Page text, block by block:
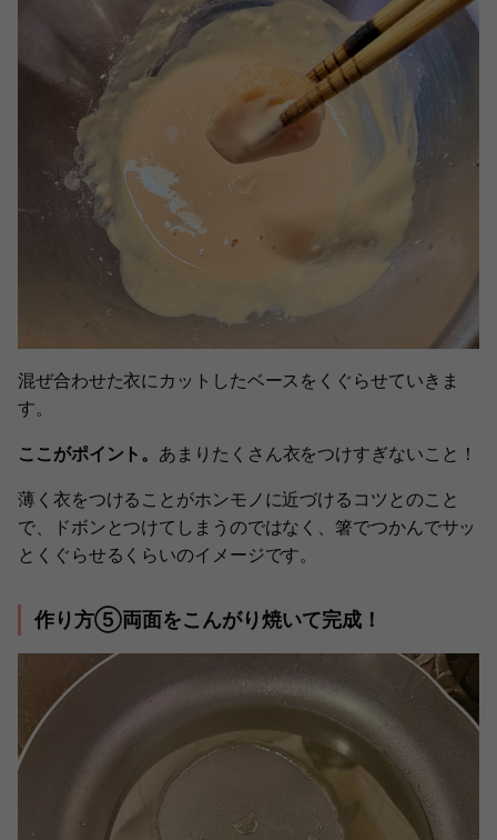
混ぜ合わせた衣にカットしたベースをくぐらせていきま
す。
ここがポイント。 あまりたくさん衣をつけすぎないこと！
薄く衣をつけることがホンモノに近づけるコツとのこと
で、ドボンとつけてしまうのではなく、箸でつかんでサッ
とくぐらせるくらいのイメージです。
作り方⑤両面をこんがり焼いて完成！